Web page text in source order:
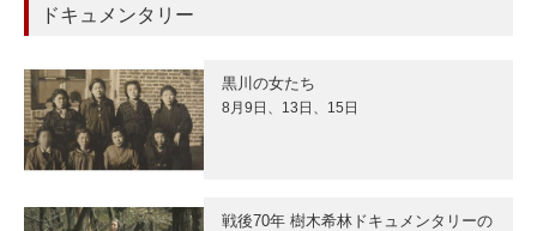
ドキュメンタリー
黒川の女たち
8月9日、13日、15日
戦後70年 樹木希林ドキュメンタリーの